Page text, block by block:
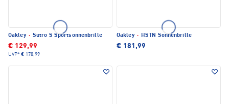
Oakley · Sutro S Sportsonnenbrille
€ 129,99
UVP* € 178,99
Oakley · HSTN Sonnenbrille
€ 181,99